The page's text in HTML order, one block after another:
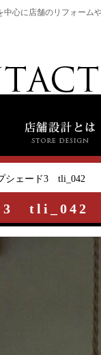
心に店舗のリフォーム
シェード3 tli_042
3 tli_042